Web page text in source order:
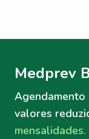
Medprev
valores
mensalidades.